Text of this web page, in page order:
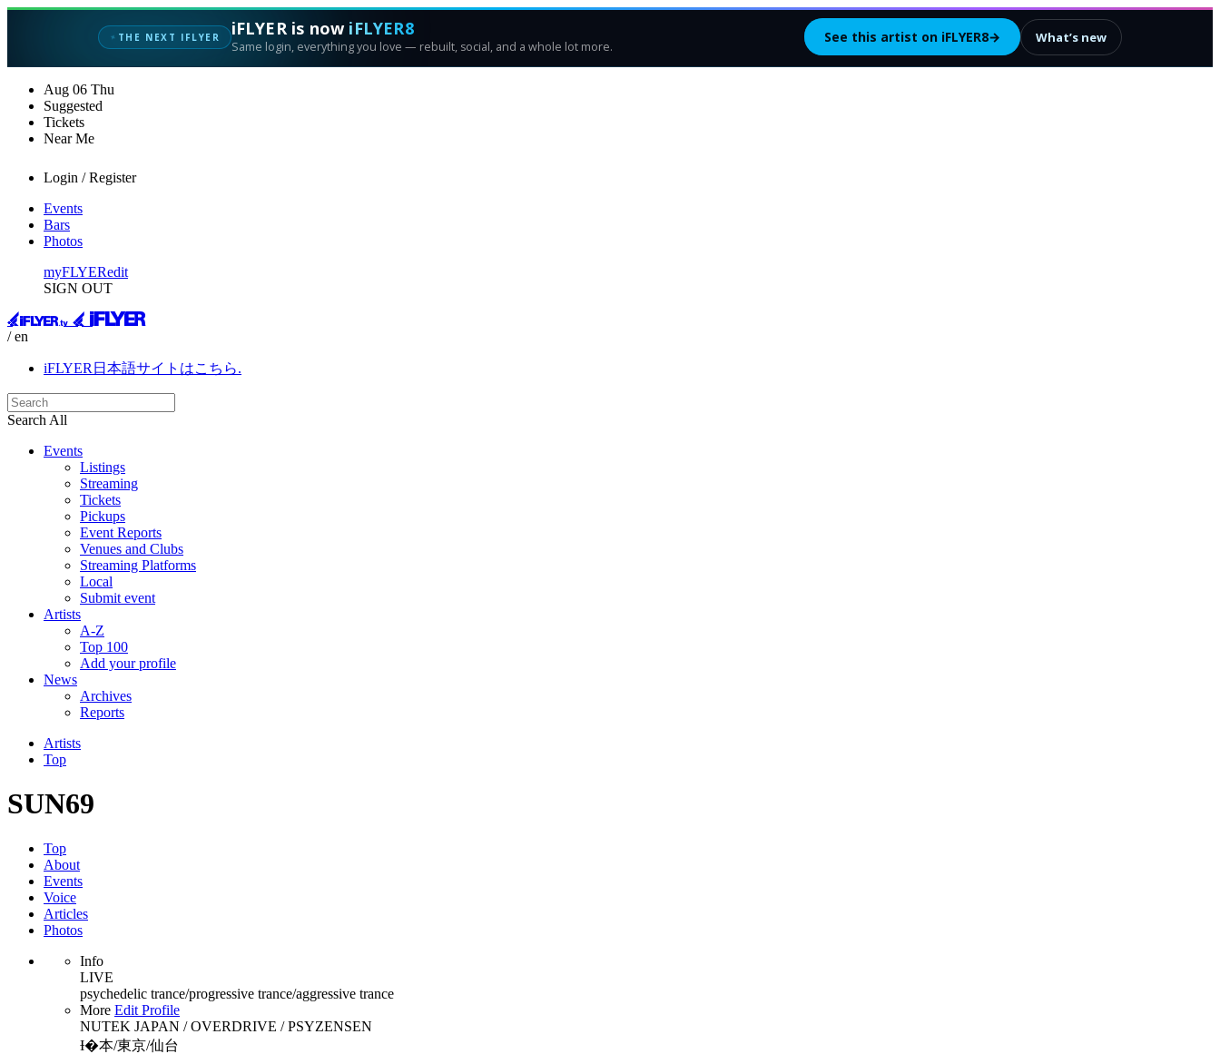
✦ THE NEXT IFLYER iFLYER is now iFLYER8
Same login, everything you love — rebuilt, social, and a whole lot more.
See this artist on iFLYER8→ What’s new
Aug 06 Thu
Suggested
Tickets
Near Me
Login / Register
Events
Bars
Photos
myFLYERedit
SIGN OUT
/ en
iFLYER日本語サイトはこちら.
Search All
Events
Listings
Streaming
Tickets
Pickups
Event Reports
Venues and Clubs
Streaming Platforms
Local
Submit event
Artists
A-Z
Top 100
Add your profile
News
Archives
Reports
Artists
Top
SUN69
Top
About
Events
Voice
Articles
Photos
Info
LIVE
psychedelic trance/progressive trance/aggressive trance
More Edit Profile
NUTEK JAPAN / OVERDRIVE / PSYZENSEN
Ɨ�本/東京/仙台